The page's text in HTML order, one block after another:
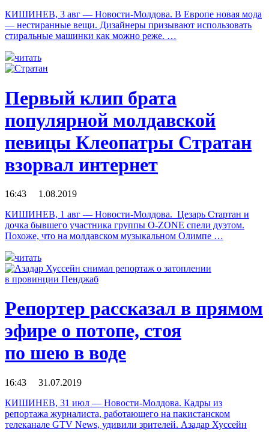
КИШИНЕВ, 3 авг — Новости-Молдова. В Европе новая мода
— нестиранные вещи. Дизайнеры призывают использовать
стиральные машинки как можно реже. …
читать
Первый клип брата
популярной молдавской
певицы Клеопатры Стратан
взорвал интернет
16:43 1.08.2019
КИШИНЕВ, 1 авг — Новости-Молдова. Цезарь Стартан и
дочка бывшего участника группы O-ZONE спели дуэтом.
Похоже, что на молдавском музыкальном Олимпе …
читать
Репортер рассказал в прямом
эфире о потопе, стоя
по шею в воде
16:43 31.07.2019
КИШИНЕВ, 31 июл — Новости-Молдова. Кадры из
репортажа журналиста, работающего на пакистанском
телеканале GTV News, удивили зрителей. Азадар Хуссейн